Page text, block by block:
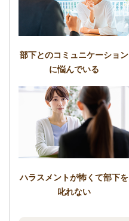
部下とのコミュニケーション
に悩んでいる
ハラスメントが怖くて部下を
叱れない